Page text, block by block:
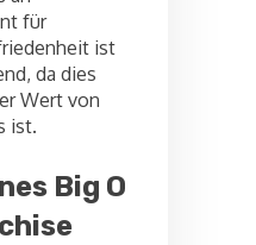
für
ist
da dies
Wert von
ist.
Big O